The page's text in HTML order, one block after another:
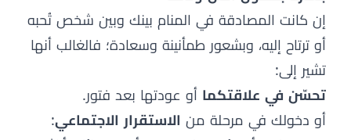
إن كانت المصادقة في المنام بينك وبين شخص تُحبه
أو ترتاح إليه، وبشعور طمأنينة وسعادة؛ فالغالب أنها
تشير إلى:
تحسّن في علاقتكما أو عودتها بعد فتور.
أو دخولك في مرحلة من الاستقرار الاجتماعي: